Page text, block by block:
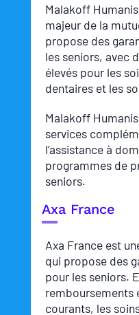
Malakoff
majeur de la
propose des
les seniors, avec
élevés pour les
dentaires et les
Malakoff
services
l’assistance à
programmes de
seniors.
Axa France
Axa France est
qui propose des
pour les seniors.
remboursements
courants, les